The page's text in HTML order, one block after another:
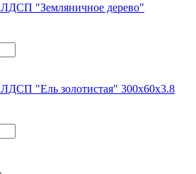
"Земляничное дерево"
"Ель золотистая" 300x60x3.8